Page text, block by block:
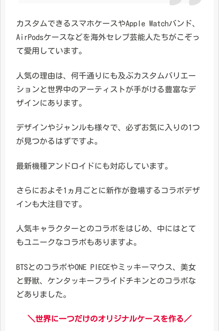
カスタムできるスマホケースやApple Watchバンド、
AirPodsケースなどを海外セレブ芸能人たちがこぞっ
て愛用しています。
人気の理由は、何千通りにも及ぶカスタムバリエー
ションと世界中のアーティストが手がける豊富なデ
ザインにあります。
デザインやジャンルも様々で、必ずお気に入りの1つ
が見つかるはずですよ。
最新機種アンドロイドにも対応しています。
さらにおよそ1ヵ月ごとに新作が登場するコラボデザ
インも大注目です。
人気キャラクターとのコラボをはじめ、中にはとて
もユニークなコラボもありますよ。
BTSとのコラボやONE PIECEやミッキーマウス、美女
と野獣、ケンタッキーフライドチキンとのコラボな
どありました。
＼世界に一つだけのオリジナルケースを作る／